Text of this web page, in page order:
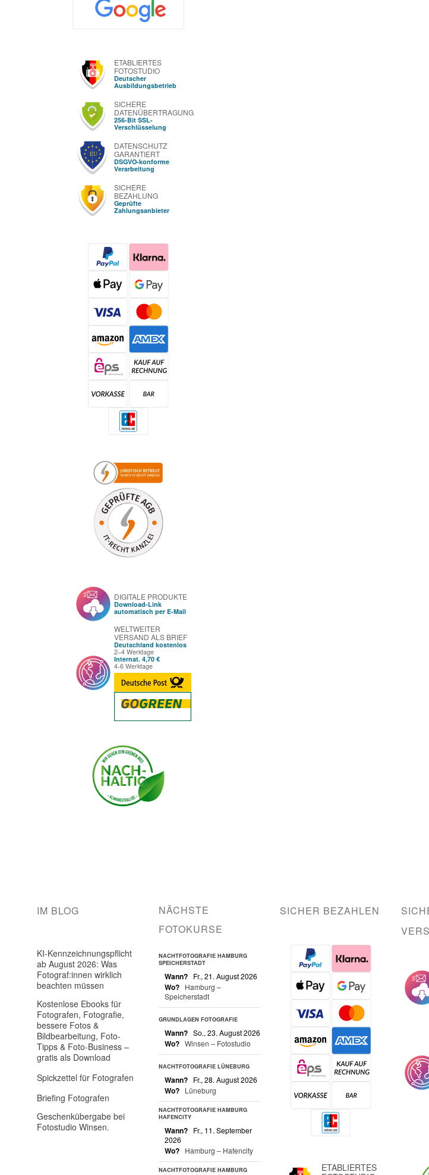
ETABLIERTES
FOTOSTUDIO
Deutscher
Ausbildungsbetrieb
SICHERE
DATENÜBERTRAGUNG
256-Bit SSL-
Verschlüsselung
DATENSCHUTZ
GARANTIERT
DSGVO-konforme
Verarbeitung
SICHERE
BEZAHLUNG
Geprüfte
Zahlungsanbieter
DIGITALE PRODUKTE
Download-Link
automatisch per E-Mail
WELTWEITER
VERSAND ALS BRIEF
Deutschland kostenlos
2–4 Werktage
Internat. 4,70 €
4-6 Werktage
IM BLOG
KI-Kennzeichnungspflicht
ab August 2026: Was
Fotograf:innen wirklich
beachten müssen
Kostenlose Ebooks für
Fotografen, Fotografie,
bessere Fotos &
Bildbearbeitung, Foto-
Tipps & Foto-Business –
gratis als Download
Spickzettel für Fotografen
Briefing Fotografen
Geschenkübergabe bei
Fotostudio Winsen.
NÄCHSTE
FOTOKURSE
NACHTFOTOGRAFIE HAMBURG
SPEICHERSTADT
Wann? Fr., 21. August 2026
Wo?
Hamburg –
Speicherstadt
GRUNDLAGEN FOTOGRAFIE
Wann? So., 23. August 2026
Wo? Winsen – Fotostudio
NACHTFOTOGRAFIE LÜNEBURG
Wann? Fr., 28. August 2026
Wo? Lüneburg
NACHTFOTOGRAFIE HAMBURG
HAFENCITY
Wann?
Fr., 11. September
2026
Wo? Hamburg – Hafencity
NACHTFOTOGRAFIE HAMBURG
SICHER BEZAHLEN
ETABLIERTES